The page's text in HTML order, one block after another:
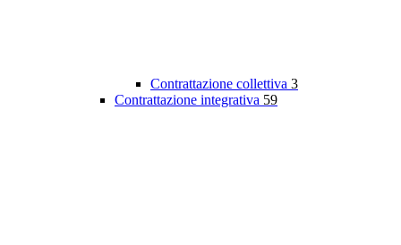
Contrattazione collettiva 3
Contrattazione integrativa 59